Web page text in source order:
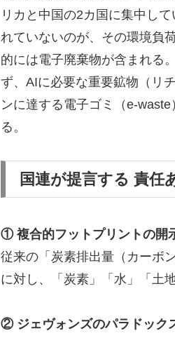
リカと中国の2カ国に集中し
れていないのが、その環境負
的には電子廃棄物が含まれる
ず、AIに必要な重要鉱物（リ
ンに達する電子ゴミ（e-
る。
国連が提言する 責任
① 複合的フットプリントの開
従来の「炭素排出量（カーボ
に対し、「炭素」「水」「土
② ジェヴォンズのパラドック